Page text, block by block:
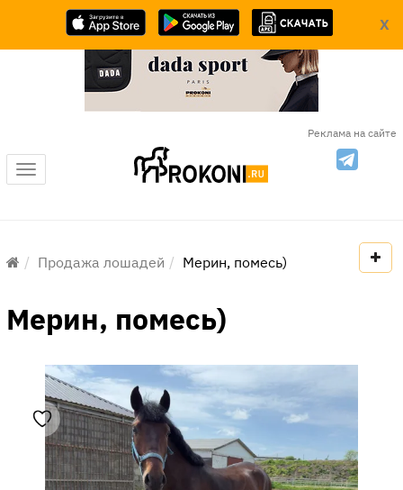
X
Реклама на сайте
Меню
Продажа лошадей Мерин, помесь)
Мерин, помесь)